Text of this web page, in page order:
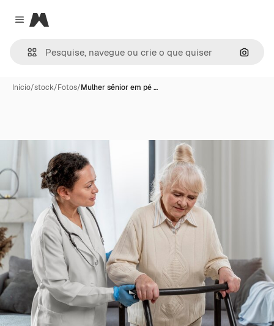
Close menu
Magnific
Início/stock/Fotos/Mulher sênior em pé …